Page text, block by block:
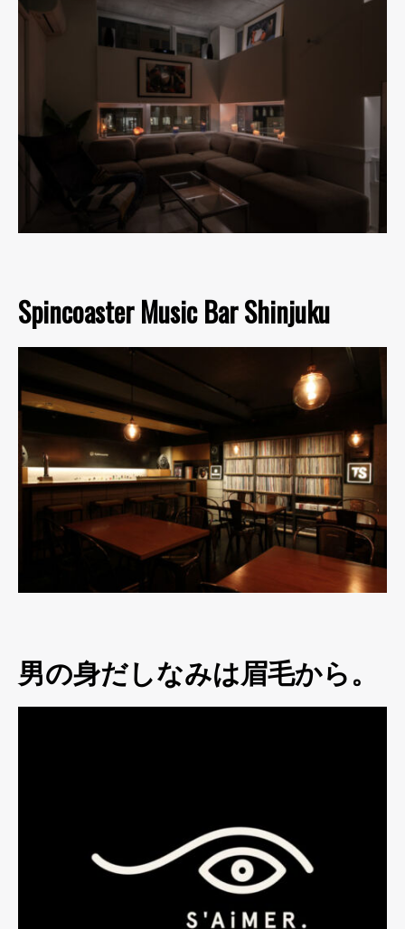
Spincoaster Music Bar Shinjuku
男の身だしなみは眉毛から。